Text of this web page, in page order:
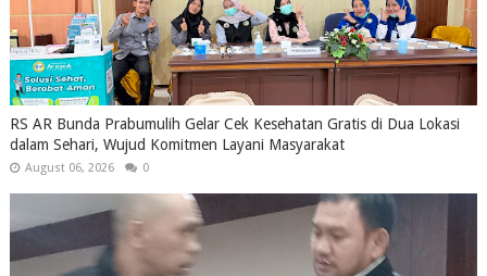
RS AR Bunda Prabumulih Gelar Cek Kesehatan Gratis di Dua Lokasi
dalam Sehari, Wujud Komitmen Layani Masyarakat
August 06, 2026 0